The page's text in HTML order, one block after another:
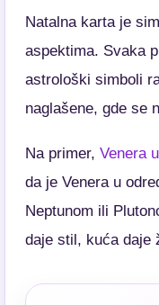
Natalna karta je
aspektima. Svaka
astrološki simboli
naglašene, gde se
Na primer, Venera
da je Venera u
Neptunom ili
daje stil, kuća daje